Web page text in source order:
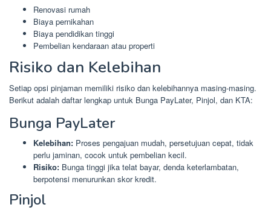
Renovasi rumah
Biaya pernikahan
Biaya pendidikan tinggi
Pembelian kendaraan atau properti
Risiko dan Kelebihan
Setiap opsi pinjaman memiliki risiko dan kelebihannya masing-masing.
Berikut adalah daftar lengkap untuk Bunga PayLater, Pinjol, dan KTA:
Bunga PayLater
Kelebihan: Proses pengajuan mudah, persetujuan cepat, tidak
perlu jaminan, cocok untuk pembelian kecil.
Risiko: Bunga tinggi jika telat bayar, denda keterlambatan,
berpotensi menurunkan skor kredit.
Pinjol